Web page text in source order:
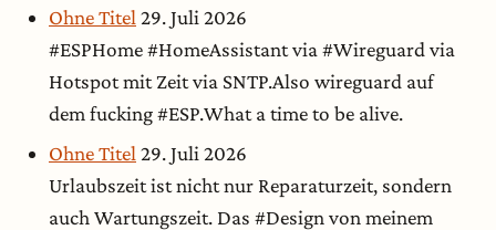
Ohne Titel29. Juli 2026
#ESPHome #HomeAssistant via #Wireguard via
Hotspot mit Zeit via SNTP.Also wireguard auf
dem fucking #ESP.What a time to be alive.
Ohne Titel 29. Juli 2026
Urlaubszeit ist nicht nur Reparaturzeit, sondern
auch Wartungszeit. Das #Design von meinem